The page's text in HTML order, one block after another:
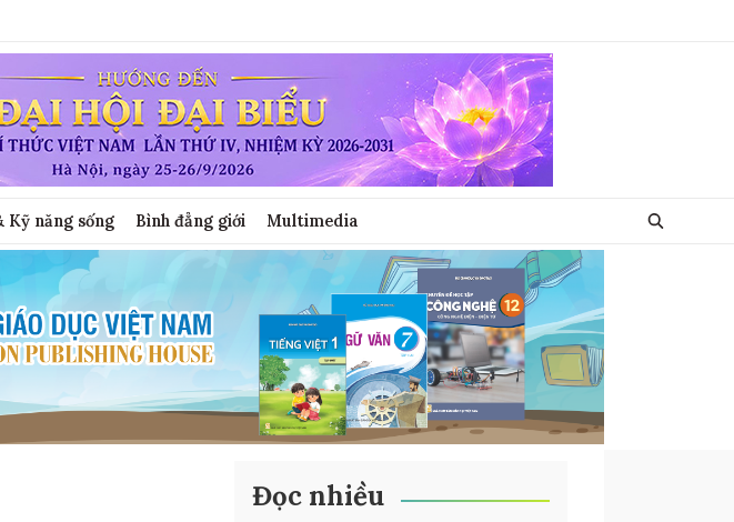
Kỹ năng sống Bình đẳng giới Multimedia
Đọc nhiều